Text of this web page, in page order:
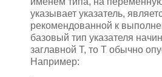
указывает указатель,
рекомендованной к
базовый тип указателя
заглавной T, то T обычно
Например: